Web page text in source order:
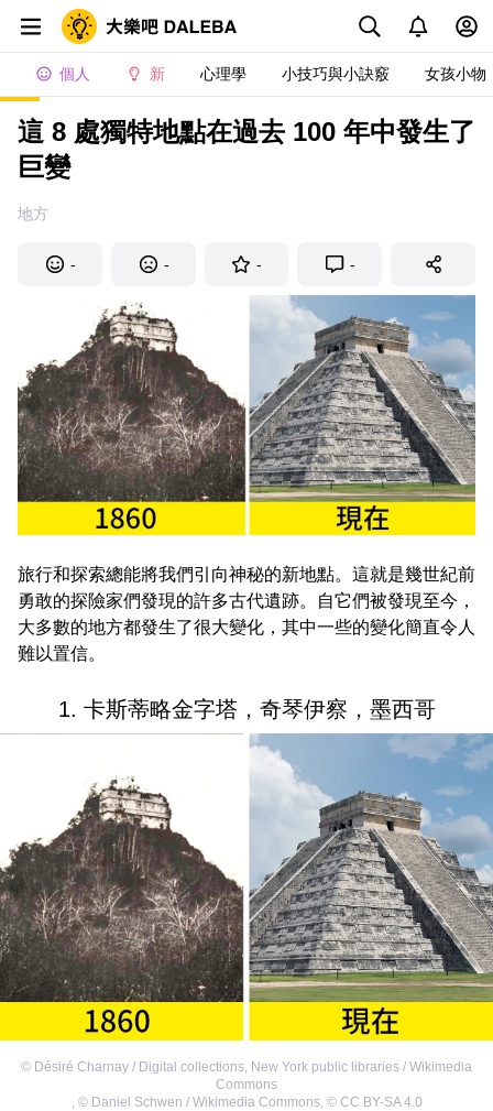
個人 新 心理學 小技巧與小訣竅 女孩小物
這 8 處獨特地點在過去 100 年中發生了
巨變
地方
- - - -
旅行和探索總能將我們引向神秘的新地點。這就是幾世紀前
勇敢的探險家們發現的許多古代遺跡。自它們被發現至今，
大多數的地方都發生了很大變化，其中一些的變化簡直令人
難以置信。
1. 卡斯蒂略金字塔，奇琴伊察，墨西哥
© Désiré Charnay / Digital collections, New York public libraries / Wikimedia
Commons
© Daniel Schwen / Wikimedia Commons, © CC BY-SA 4.0